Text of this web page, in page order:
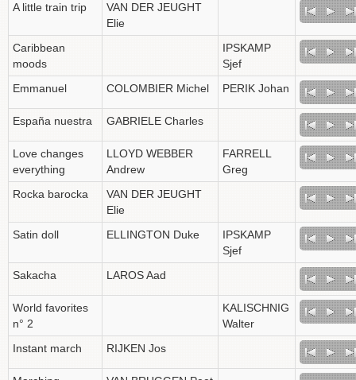
A little train trip
VAN DER JEUGHT
Elie
Caribbean
moods
IPSKAMP
Sjef
Emmanuel
COLOMBIER Michel PERIK Johan
España nuestra GABRIELE Charles
Love changes
everything
LLOYD WEBBER
Andrew
FARRELL
Greg
Rocka barocka
VAN DER JEUGHT
Elie
Satin doll
ELLINGTON Duke
IPSKAMP
Sjef
Sakacha
LAROS Aad
World favorites
n° 2
KALISCHNIG
Walter
Instant march
RIJKEN Jos